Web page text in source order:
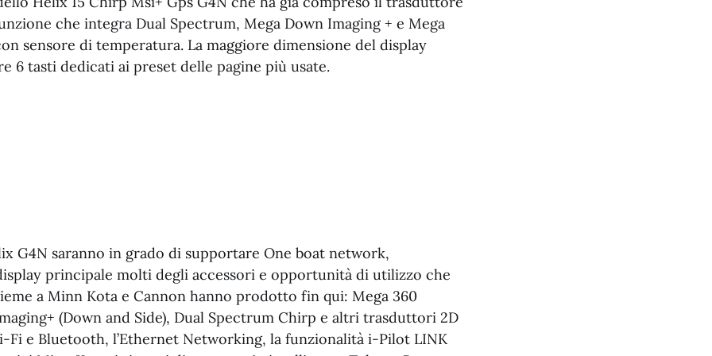
che integra Dual Spectrum, Mega Down Imaging + e Mega
sensore di temperatura. La maggiore dimensione del display
6 tasti dedicati ai preset delle pagine più usate.
G4N saranno in grado di supportare One boat network,
principale molti degli accessori e opportunità di utilizzo che
a Minn Kota e Cannon hanno prodotto fin qui: Mega 360
(Down and Side), Dual Spectrum Chirp e altri trasduttori 2D
Fi e Bluetooth, l’Ethernet Networking, la funzionalità i-Pilot LINK